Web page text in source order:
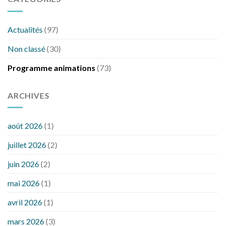
Actualités (97)
Non classé(30)
Programme animations (73)
ARCHIVES
août 2026(1)
juillet 2026(2)
juin 2026(2)
mai 2026(1)
avril 2026(1)
mars 2026(3)